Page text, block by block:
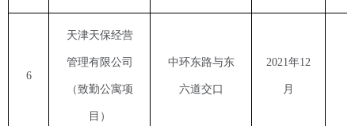
6
天津天保经营
管理有限公司
（致勤公寓项
目）
中环东路与东
六道交口
2021 年12
月